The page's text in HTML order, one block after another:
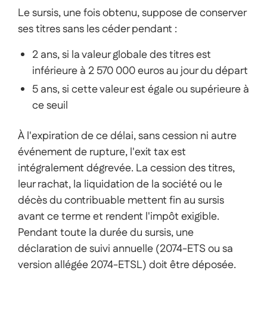
Le sursis, une fois obtenu, suppose de conserver
ses titres sans les céder pendant :
2 ans, si la valeur globale des titres est
inférieure à 2 570 000 euros au jour du départ
5 ans, si cette valeur est égale ou supérieure à
ce seuil
À l'expiration de ce délai, sans cession ni autre
événement de rupture, l'exit tax est
intégralement dégrevée. La cession des titres,
leur rachat, la liquidation de la société ou le
décès du contribuable mettent fin au sursis
avant ce terme et rendent l'impôt exigible.
Pendant toute la durée du sursis, une
déclaration de suivi annuelle (2074-ETS ou sa
version allégée 2074-ETSL) doit être déposée.